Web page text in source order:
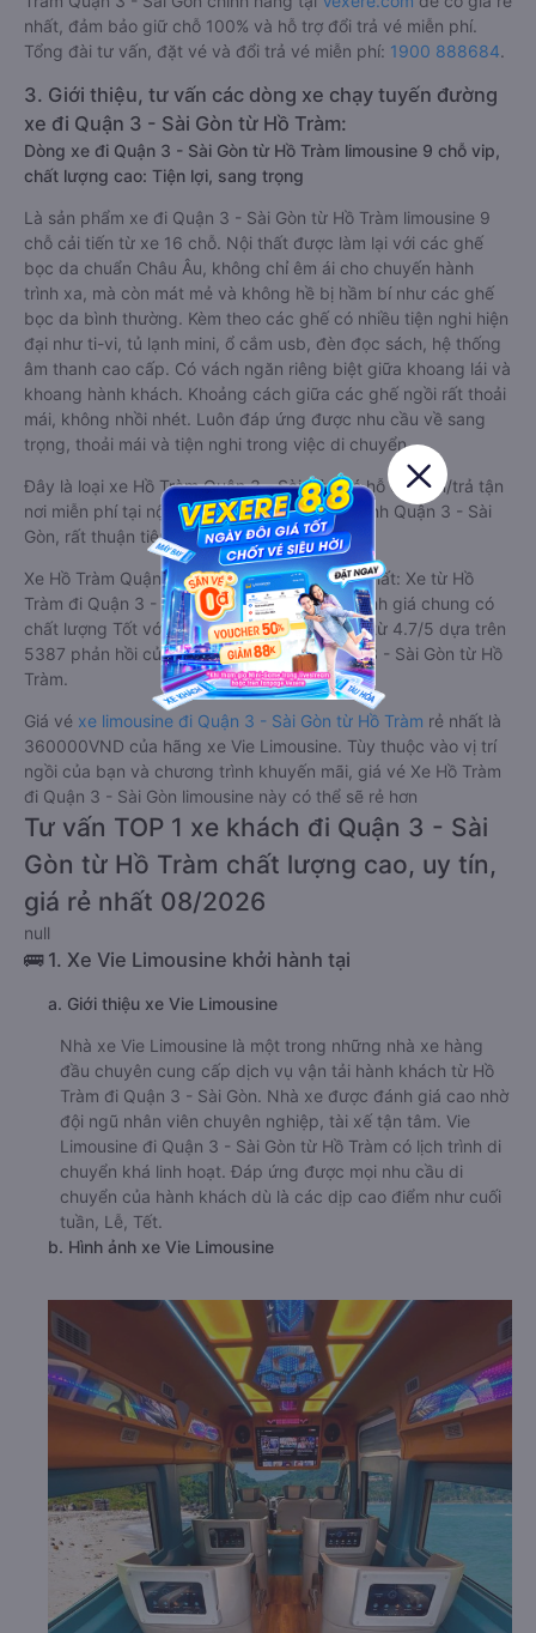
nhất, đảm bảo giữ chỗ 100% và hỗ trợ đổi trả vé miễn phí.
Tổng đài tư vấn, đặt vé và đổi trả vé miễn phí: 1900 888684.
3. Giới thiệu, tư vấn các dòng xe chạy tuyến đường
xe đi Quận 3 - Sài Gòn từ Hồ Tràm:
Dòng xe đi Quận 3 - Sài Gòn từ Hồ Tràm limousine 9 chỗ vip,
chất lượng cao: Tiện lợi, sang trọng
Là sản phẩm xe đi Quận 3 - Sài Gòn từ Hồ Tràm limousine 9
chỗ cải tiến từ xe 16 chỗ. Nội thất được làm lại với các ghế
bọc da chuẩn Châu Âu, không chỉ êm ái cho chuyến hành
trình xa, mà còn mát mẻ và không hề bị hầm bí như các ghế
bọc da bình thường. Kèm theo các ghế có nhiều tiện nghi hiện
đại như ti-vi, tủ lạnh mini, ổ cắm usb, đèn đọc sách, hệ thống
âm thanh cao cấp. Có vách ngăn riêng biệt giữa khoang lái và
khoang hành khách. Khoảng cách giữa các ghế ngồi rất thoải
mái, không nhồi nhét. Luôn đáp ứng được nhu cầu về sang
trọng, thoải mái và tiện nghi trong việc di chuyển.
Đây là loại xe Hồ Tràm Quận 3 - Sài Gòn có hỗ trợ đón/trả tận
nơi miễn phí tại nội thành Hồ Tràm và nội thành Quận 3 - Sài
Gòn, rất thuận tiện cho du khách.
Xe Hồ Tràm Quận 3 - Sài Gòn limousine tốt nhất: Xe từ Hồ
Tràm đi Quận 3 - Sài Gòn limousine được đánh giá chung có
chất lượng Tốt với điểm đánh giá trung bình từ 4.7/5 dựa trên
5387 phản hồi của hành khách Xe về Quận 3 - Sài Gòn từ Hồ
Tràm.
Giá vé xe limousine đi Quận 3 - Sài Gòn từ Hồ Tràm rẻ nhất là
360000VND của hãng xe Vie Limousine. Tùy thuộc vào vị trí
ngồi của bạn và chương trình khuyến mãi, giá vé Xe Hồ Tràm
đi Quận 3 - Sài Gòn limousine này có thể sẽ rẻ hơn
Tư vấn TOP 1 xe khách đi Quận 3 - Sài
Gòn từ Hồ Tràm chất lượng cao, uy tín,
giá rẻ nhất 08/2026
null
🚌 1. Xe Vie Limousine khởi hành tại
a. Giới thiệu xe Vie Limousine
Nhà xe Vie Limousine là một trong những nhà xe hàng
đầu chuyên cung cấp dịch vụ vận tải hành khách từ Hồ
Tràm đi Quận 3 - Sài Gòn. Nhà xe được đánh giá cao nhờ
đội ngũ nhân viên chuyên nghiệp, tài xế tận tâm. Vie
Limousine đi Quận 3 - Sài Gòn từ Hồ Tràm có lịch trình di
chuyển khá linh hoạt. Đáp ứng được mọi nhu cầu di
chuyển của hành khách dù là các dịp cao điểm như cuối
tuần, Lễ, Tết.
b. Hình ảnh xe Vie Limousine